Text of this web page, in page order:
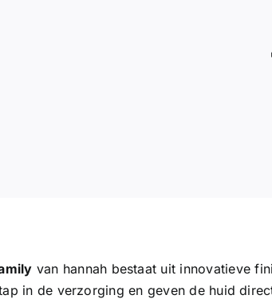
van hannah bestaat uit innovatieve
in de verzorging en geven de huid